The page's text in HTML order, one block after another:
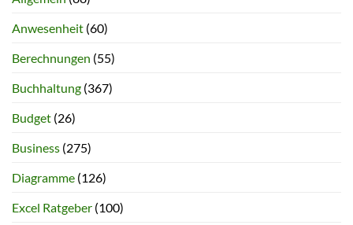
Anwesenheit (60)
Berechnungen (55)
Buchhaltung (367)
Budget (26)
Business (275)
Diagramme (126)
Excel Ratgeber (100)